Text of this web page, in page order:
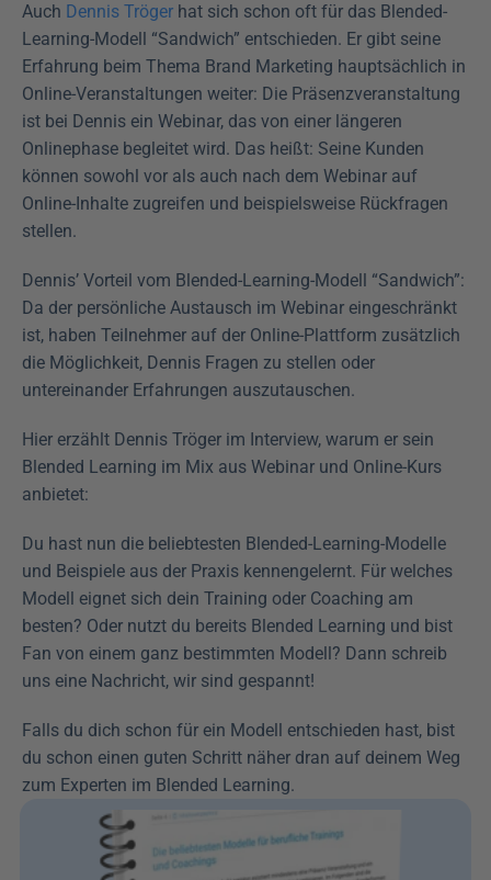
Auch Dennis Tröger hat sich schon oft für das Blended-
Learning-Modell “Sandwich” entschieden. Er gibt seine
Erfahrung beim Thema Brand Marketing hauptsächlich in
Online-Veranstaltungen weiter: Die Präsenzveranstaltung
ist bei Dennis ein Webinar, das von einer längeren
Onlinephase begleitet wird. Das heißt: Seine Kunden
können sowohl vor als auch nach dem Webinar auf
Online-Inhalte zugreifen und beispielsweise Rückfragen
stellen.
Dennis’ Vorteil vom Blended-Learning-Modell “Sandwich”:
Da der persönliche Austausch im Webinar eingeschränkt
ist, haben Teilnehmer auf der Online-Plattform zusätzlich
die Möglichkeit, Dennis Fragen zu stellen oder
untereinander Erfahrungen auszutauschen.
Hier erzählt Dennis Tröger im Interview, warum er sein
Blended Learning im Mix aus Webinar und Online-Kurs
anbietet:
Du hast nun die beliebtesten Blended-Learning-Modelle
und Beispiele aus der Praxis kennengelernt. Für welches
Modell eignet sich dein Training oder Coaching am
besten? Oder nutzt du bereits Blended Learning und bist
Fan von einem ganz bestimmten Modell? Dann schreib
uns eine Nachricht, wir sind gespannt!
Falls du dich schon für ein Modell entschieden hast, bist
du schon einen guten Schritt näher dran auf deinem Weg
zum Experten im Blended Learning.